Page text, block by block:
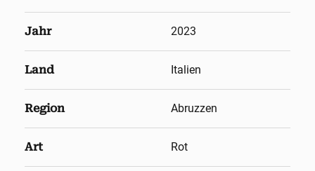
Jahr 2023
Land Italien
Region Abruzzen
Art Rot